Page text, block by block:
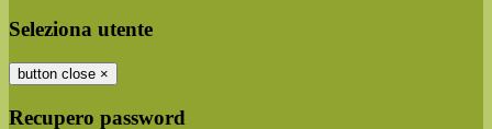
Seleziona utente
button close ×
Recupero password